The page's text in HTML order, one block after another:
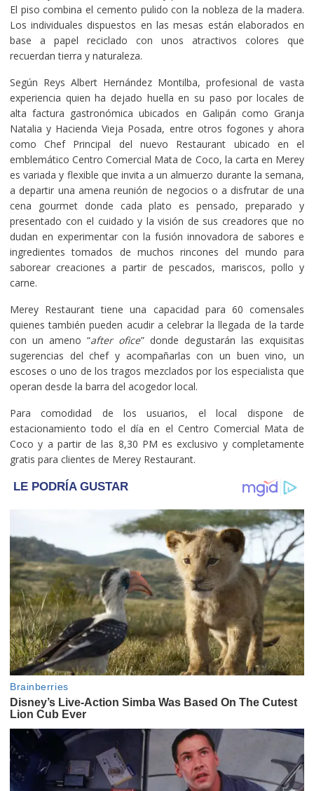
El piso combina el cemento pulido con la nobleza de la madera.
Los individuales dispuestos en las mesas están elaborados en
base a papel reciclado con unos atractivos colores que
recuerdan tierra y naturaleza.
Según Reys Albert Hernández Montilba, profesional de vasta
experiencia quien ha dejado huella en su paso por locales de
alta factura gastronómica ubicados en Galipán como Granja
Natalia y Hacienda Vieja Posada, entre otros fogones y ahora
como Chef Principal del nuevo Restaurant ubicado en el
emblemático Centro Comercial Mata de Coco, la carta en Merey
es variada y flexible que invita a un almuerzo durante la semana,
a departir una amena reunión de negocios o a disfrutar de una
cena gourmet donde cada plato es pensado, preparado y
presentado con el cuidado y la visión de sus creadores que no
dudan en experimentar con la fusión innovadora de sabores e
ingredientes tomados de muchos rincones del mundo para
saborear creaciones a partir de pescados, mariscos, pollo y
carne.
Merey Restaurant tiene una capacidad para 60 comensales
quienes también pueden acudir a celebrar la llegada de la tarde
con un ameno “after ofice” donde degustarán las exquisitas
sugerencias del chef y acompañarlas con un buen vino, un
escoses o uno de los tragos mezclados por los especialista que
operan desde la barra del acogedor local.
Para comodidad de los usuarios, el local dispone de
estacionamiento todo el día en el Centro Comercial Mata de
Coco y a partir de las 8,30 PM es exclusivo y completamente
gratis para clientes de Merey Restaurant.